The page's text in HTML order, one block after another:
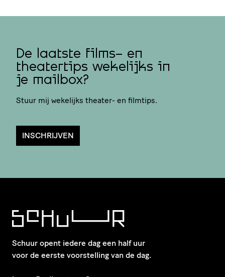
De laatste films- en
theatertips wekelijks in
je mailbox?
Stuur mij wekelijks theater- en filmtips.
INSCHRIJVEN
Schuur opent iedere dag een half uur
voor de eerste voorstelling van de dag.